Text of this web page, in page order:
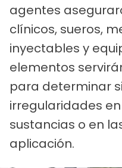
agentes
clínicos, sueros,
inyectables y
elementos
para determinar
irregularidades
sustancias o en
aplicación.